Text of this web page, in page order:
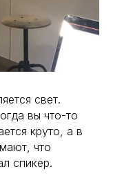
свет.
вы что-то
круто, а в
что
спикер.